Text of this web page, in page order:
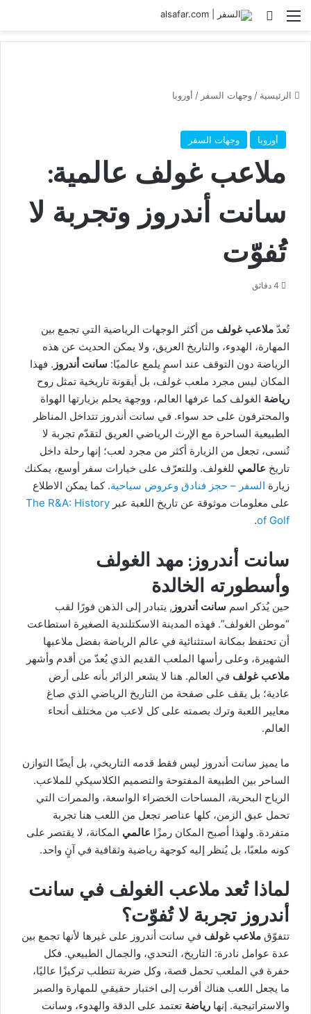
القائمة بحث عن
الرئيسية / وجهات السفر / أوروبا
أوروبا وجهات السفر
ملاعب غولف عالمية:
سانت أندروز وتجربة لا
تُفوّت
تُعدّ ملاعب غولف من أكثر الوجهات الرياضية التي تجمع بين
المهارة، الهدوء، والتاريخ العريق، ولا يمكن الحديث عن هذه
الرياضة دون التوقف عند اسمٍ يلمع عالميًا: سانت أندروز . فهذا
المكان ليس مجرد ملعب غولف، بل أيقونة تاريخية تمثل روح
رياضة الغولف كما عرفها العالم، ووجهة يحلم بزيارتها الهواة
والمحترفون على حد سواء. في سانت أندروز تتداخل المناظر
الطبيعية الساحرة مع الإرث الرياضي العريق لتقدّم تجربة لا
تُنسى، تجعل من الزيارة أكثر من مجرد لعب؛ إنها رحلة داخل
تاريخ عالمي للغولف. وللتعرّف على خيارات سفر أوسع، يمكنك
زيارة السفر – حجز فنادق وعروض سياحية. كما يمكن الاطلاع
على معلومات موثوقة عن تاريخ اللعبة عبر The R&A: History
of Golf
.
سانت أندروز: مهد الغولف
وأسطورته الخالدة
حين يُذكر اسم سانت أندروز , يتبادر إلى الذهن فورًا لقب
“موطن الغولف”. فهذه المدينة الاسكتلندية الصغيرة استطاعت
أن تحتفظ بمكانة استثنائية في عالم الرياضة بفضل ملاعبها
الشهيرة، وعلى رأسها الملعب القديم الذي يُعدّ من أقدم وأشهر
ملاعب غولف في العالم. هنا لا يشعر الزائر بأنه على أرض
عادية؛ بل يقف على صفحة من التاريخ الرياضي الذي صاغ
معايير اللعبة وترك بصمته على كل لاعب من مختلف أنحاء
العالم.
ما يميز سانت أندروز ليس فقط قدمه التاريخي، بل أيضًا التوازن
الساحر بين الطبيعة المفتوحة والتصميم الكلاسيكي للملاعب.
الرياح البحرية، المساحات الخضراء الواسعة، والممرات التي
تحمل عبق الزمن، كلها عناصر تجعل من اللعب هنا تجربة
متفردة. ولهذا أصبح المكان رمزًا عالمي المكانة، لا يقتصر على
كونه ملعبًا، بل يُنظر إليه كوجهة رياضية وثقافية في آنٍ واحد.
لماذا تُعد ملاعب الغولف في سانت
أندروز تجربة لا تُفوّت؟
تتفوّق ملاعب غولف في سانت أندروز على غيرها لأنها تجمع بين
عدة عوامل نادرة: التاريخ، التحدي، والجمال الطبيعي. فكل
حفرة في الملعب تحمل قصة، وكل ضربة تتطلب تركيزًا عاليًا،
ما يجعل اللعب هناك أقرب إلى اختبار حقيقي للمهارة والصبر
والاستراتيجية. إنها رياضة تعتمد على الدقة والهدوء، وسانت